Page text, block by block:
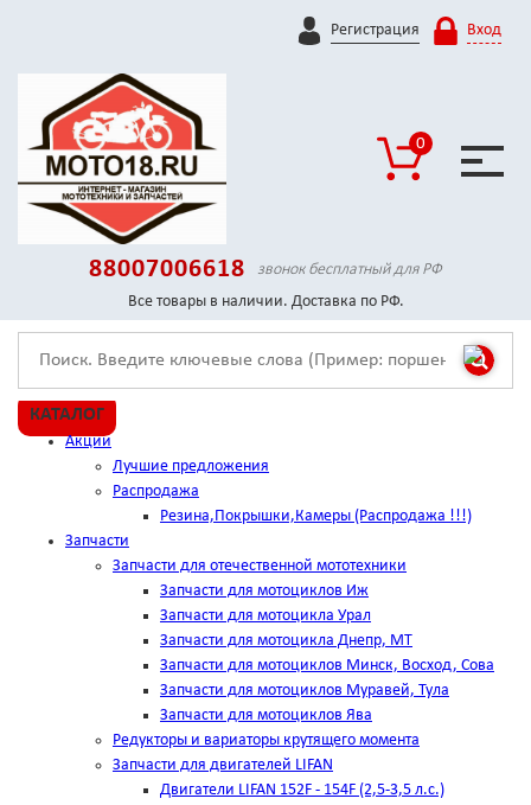
Регистрация Вход
0
88007006618
звонок бесплатный для РФ
Все товары в наличии. Доставка по РФ.
КАТАЛОГ
Акции
Лучшие предложения
Распродажа
Резина,Покрышки,Камеры (Распродажа !!!)
Запчасти
Запчасти для отечественной мототехники
Запчасти для мотоциклов Иж
Запчасти для мотоцикла Урал
Запчасти для мотоцикла Днепр, МТ
Запчасти для мотоциклов Минск, Восход, Сова
Запчасти для мотоциклов Муравей, Тула
Запчасти для мотоциклов Ява
Редукторы и вариаторы крутящего момента
Запчасти для двигателей LIFAN
Двигатели LIFAN 152F - 154F (2,5-3,5 л.с.)